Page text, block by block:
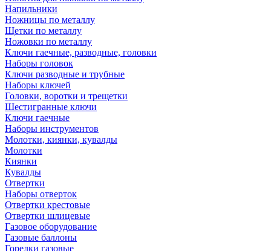
Напильники
Ножницы по металлу
Щетки по металлу
Ножовки по металлу
Ключи гаечные, разводные, головки
Наборы головок
Ключи разводные и трубные
Наборы ключей
Головки, воротки и трещетки
Шестигранные ключи
Ключи гаечные
Наборы инструментов
Молотки, киянки, кувалды
Молотки
Киянки
Кувалды
Отвертки
Наборы отверток
Отвертки крестовые
Отвертки шлицевые
Газовое оборудование
Газовые баллоны
Горелки газовые